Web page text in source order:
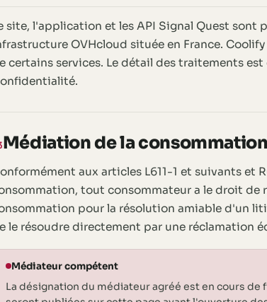
site, l'application et les API Signal Quest sont
OVHcloud située en France.
certains services. Le détail des traitements
Médiation de la consommation
aux articles L611-1 et suivants et
tout consommateur a le droit de
pour la résolution amiable d'un
le résoudre directement par une réclamation
Médiateur compétent
La désignation du médiateur agréé est en cours